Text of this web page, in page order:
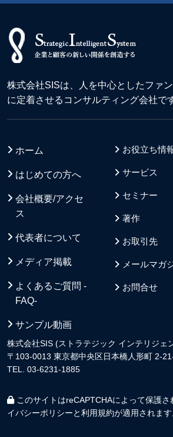
株式会社SISは、人を中心としたファ
に定着させるコンサルティング会社で
ホーム
はじめての方へ
会社概要/アクセ
ス
代表者について
メディア掲載
よくあるご質問 -
FAQ-
サンプル動画
お役立ち情
サービス
セミナー
著作
お取引先
メールマガ
お問合せ
株式会社SIS (ストラテジック インテリジェ
〒103-0013 東京都中央区日本橋人形町 2-
TEL. 03-6231-1885
このサイトはreCAPTCHAによって保護さ
イバシーポリシーと利用規約が適用されます